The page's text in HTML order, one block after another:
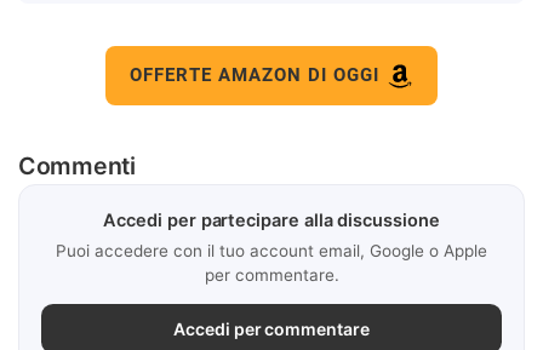
OFFERTE AMAZON DI OGGI
Commenti
Accedi per partecipare alla discussione
Puoi accedere con il tuo account email, Google o Apple
per commentare.
Accedi per commentare